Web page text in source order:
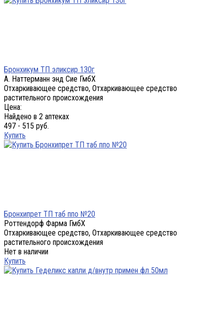
Бронхикум ТП эликсир 130г
А. Наттерманн энд Сие ГмбХ
Отхаркивающее средство, Отхаркивающее средство
растительного происхождения
Цена:
Найдено в 2 аптеках
497 - 515 руб.
Купить
Бронхипрет ТП таб ппо №20
Роттендорф Фарма ГмбХ
Отхаркивающее средство, Отхаркивающее средство
растительного происхождения
Нет в наличии
Купить